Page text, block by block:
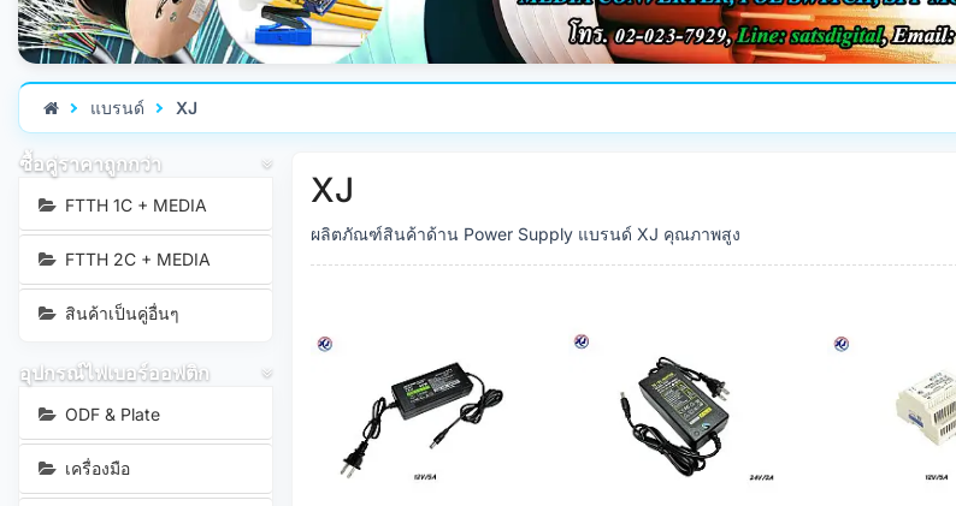
แบรนด์ XJ
ซื้อคู่ราคาถูกกว่า
FTTH 1C + MEDIA
FTTH 2C + MEDIA
สินค้าเป็นคู่อื่นๆ
อุปกรณ์ไฟเบอร์ออฟติก
ODF & Plate
เครื่องมือ
XJ
ผลิตภัณฑ์สินค้าด้าน Power Supply แบรนด์ XJ คุณภาพสูง